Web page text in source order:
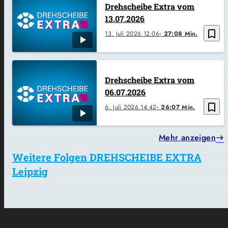
bookmark_border
13. Juli 2026 12:06 27:08 Min.
Drehscheibe Extra vom
13.07.2026
bookmark_border
6. Juli 2026 14:42 26:07 Min.
Drehscheibe Extra vom
06.07.2026
Mehr anzeigen
Weitere Folgen DREHSCHEIBE EXTRA
Leipzig